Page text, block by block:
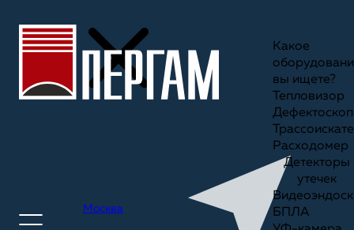
Москва
Какое
вы ищете?
Тепловизор
Дефектоскоп
Расходомер
Детекторы
утечек
БПЛА